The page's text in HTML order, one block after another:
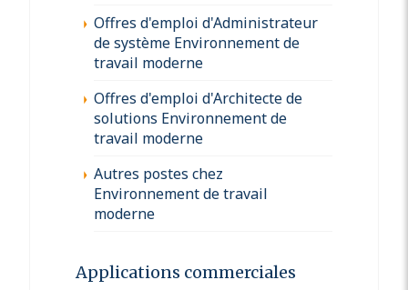
Offres d'emploi d'Administrateur
de système Environnement de
travail moderne
Offres d'emploi d'Architecte de
solutions Environnement de
travail moderne
Autres postes chez
Environnement de travail
moderne
Applications commerciales